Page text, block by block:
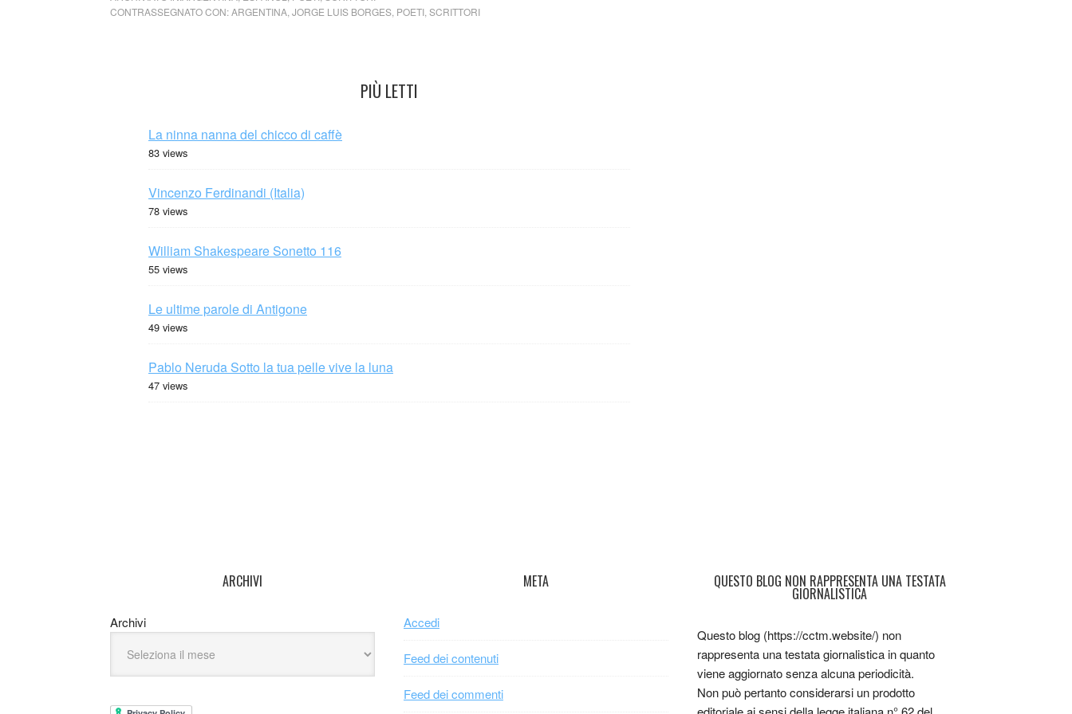
CONTRASSEGNATO CON:ARGENTINA JORGE LUIS BORGES POETI SCRITTORI
PIÙ LETTI
La ninna nanna del chicco di caffè
83 views
Vincenzo Ferdinandi (Italia)
78 views
William Shakespeare Sonetto 116
55 views
Le ultime parole di Antigone
49 views
Pablo Neruda Sotto la tua pelle vive la luna
47 views
ARCHIVI
Archivi
META
Accedi
Feed dei contenuti
Feed dei commenti
QUESTO BLOG NON RAPPRESENTA UNA TESTATA
GIORNALISTICA
Questo blog (https://cctm.website/) non
rappresenta una testata giornalistica in quanto
viene aggiornato senza alcuna periodicità.
Non può pertanto considerarsi un prodotto